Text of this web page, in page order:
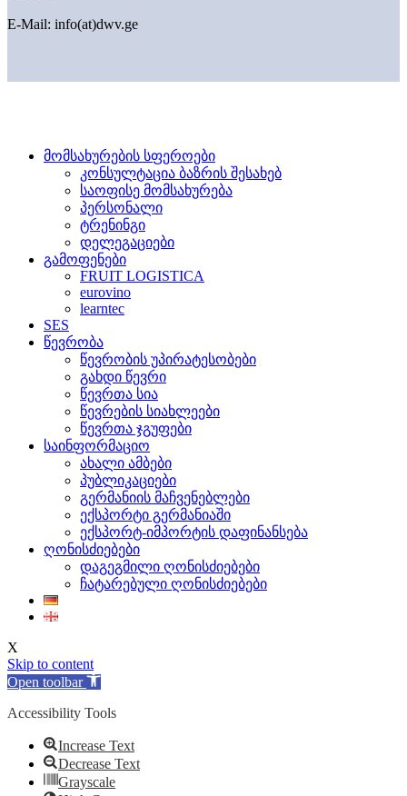
E-Mail: info(at)dwv.ge
მომსახურების სფეროები
კონსულტაცია ბაზრის შესახებ
საოფისე მომსახურება
პერსონალი
ტრენინგი
დელეგაციები
გამოფენები
FRUIT LOGISTICA
eurovino
learntec
SES
წევრობა
წევრობის უპირატესობები
გახდი წევრი
წევრთა სია
წევრების სიახლეები
წევრთა ჯგუფები
საინფორმაციო
ახალი ამბები
პუბლიკაციები
გერმანიის მაჩვენებლები
ექსპორტი გერმანიაში
ექსპორტ-იმპორტის დაფინანსება
ღონისძიებები
დაგეგმილი ღონისძიებები
ჩატარებული ღონისძიებები
X
Skip to content
Open toolbar
Accessibility Tools
Increase Text
Decrease Text
Grayscale